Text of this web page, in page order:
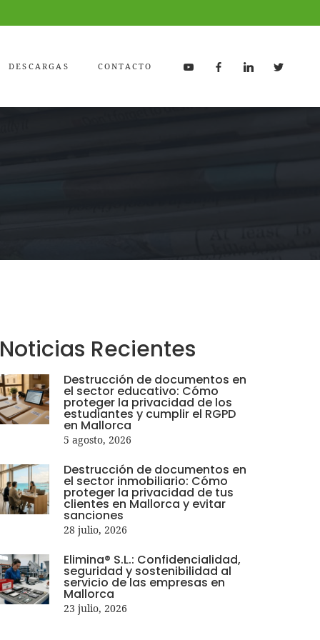
DESCARGAS CONTACTO
Noticias Recientes
Destrucción de documentos en
el sector educativo: Cómo
proteger la privacidad de los
estudiantes y cumplir el RGPD
en Mallorca
5 agosto, 2026
Destrucción de documentos en
el sector inmobiliario: Cómo
proteger la privacidad de tus
clientes en Mallorca y evitar
sanciones
28 julio, 2026
Elimina® S.L.: Confidencialidad,
seguridad y sostenibilidad al
servicio de las empresas en
Mallorca
23 julio, 2026